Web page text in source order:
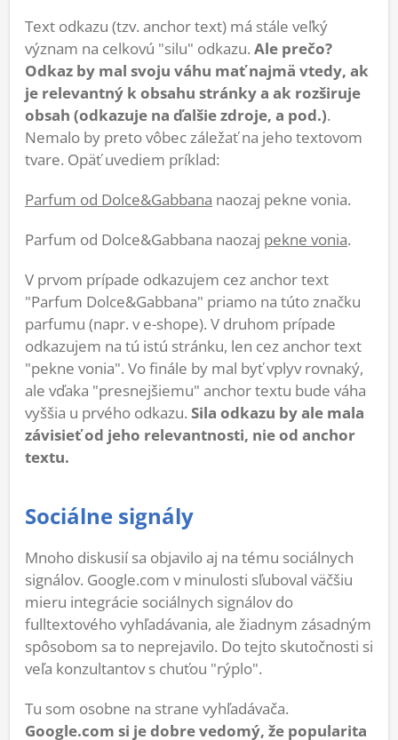
Text odkazu (tzv. anchor text) má stále veľký
význam na celkovú "silu" odkazu. Ale prečo?
Odkaz by mal svoju váhu mať najmä vtedy, ak
je relevantný k obsahu stránky a ak rozširuje
obsah (odkazuje na ďalšie zdroje, a pod.).
Nemalo by preto vôbec záležať na jeho textovom
tvare. Opäť uvediem príklad:
Parfum od Dolce&Gabbana naozaj pekne vonia.
Parfum od Dolce&Gabbana naozaj pekne vonia.
V prvom prípade odkazujem cez anchor text
"Parfum Dolce&Gabbana" priamo na túto značku
parfumu (napr. v e-shope). V druhom prípade
odkazujem na tú istú stránku, len cez anchor text
"pekne vonia". Vo finále by mal byť vplyv rovnaký,
ale vďaka "presnejšiemu" anchor textu bude váha
vyššia u prvého odkazu. Sila odkazu by ale mala
závisieť od jeho relevantnosti, nie od anchor
textu.
Sociálne signály
Mnoho diskusií sa objavilo aj na tému sociálnych
signálov. Google.com v minulosti sľuboval väčšiu
mieru integrácie sociálnych signálov do
fulltextového vyhľadávania, ale žiadnym zásadným
spôsobom sa to neprejavilo. Do tejto skutočnosti si
veľa konzultantov s chuťou "rýplo".
Tu som osobne na strane vyhľadávača.
Google.com si je dobre vedomý, že popularita